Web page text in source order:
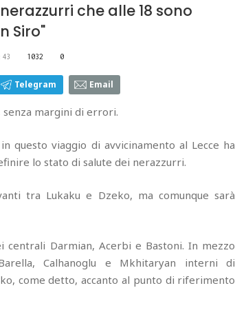
che alle 18 sono
Siro"
1032 0
Telegram Email
senza margini di errori.
questo viaggio di avvicinamento al Lecce ha
lo stato di salute dei nerazzurri.
tra Lukaku e Dzeko, ma comunque sarà
Darmian, Acerbi e Bastoni. In mezzo
Calhanoglu e Mkhitaryan interni di
come detto, accanto al punto di riferimento